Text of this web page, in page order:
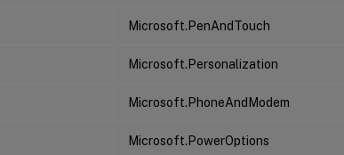
Microsoft.PenAndTouch
Microsoft.Personalization
Microsoft.PhoneAndModem
Microsoft.PowerOptions